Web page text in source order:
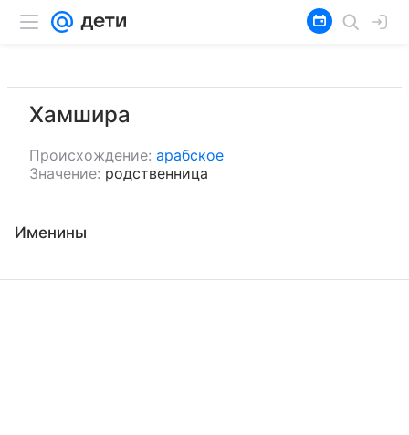
Хамшира
Происхождение: арабское
Значение: родственница
Именины